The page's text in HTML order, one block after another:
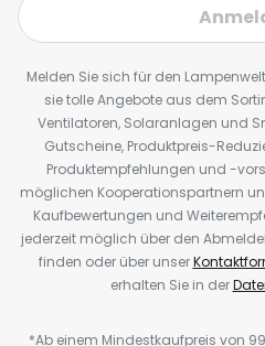
Melden Sie sich für den
sie tolle Angebote aus dem
Ventilatoren, Solaranlagen und
Gutscheine, Produktpreis-
Produktempfehlungen und -
möglichen Kooperationspartnern
Kaufbewertungen und
jederzeit möglich über den
finden oder über unser
erhalten Sie in der
*Ab einem Mindestkaufpreis von